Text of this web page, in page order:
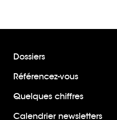
Dossiers
Référencez-vous
Quelques chiffres
Calendrier newsletters